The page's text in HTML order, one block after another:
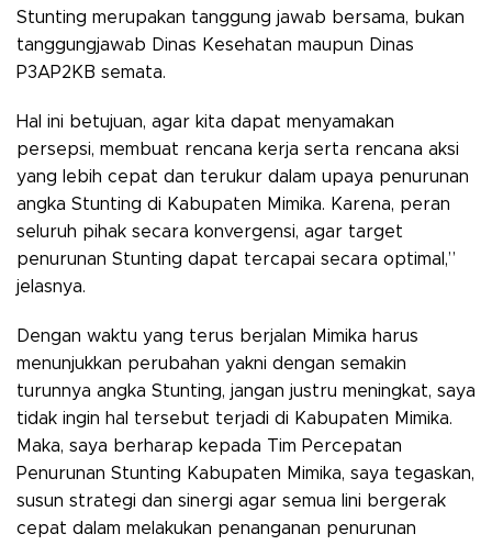
Stunting merupakan tanggung jawab bersama, bukan
tanggungjawab Dinas Kesehatan maupun Dinas
P3AP2KB semata.
Hal ini betujuan, agar kita dapat menyamakan
persepsi, membuat rencana kerja serta rencana aksi
yang lebih cepat dan terukur dalam upaya penurunan
angka Stunting di Kabupaten Mimika. Karena, peran
seluruh pihak secara konvergensi, agar target
penurunan Stunting dapat tercapai secara optimal,”
jelasnya.
Dengan waktu yang terus berjalan Mimika harus
menunjukkan perubahan yakni dengan semakin
turunnya angka Stunting, jangan justru meningkat, saya
tidak ingin hal tersebut terjadi di Kabupaten Mimika.
Maka, saya berharap kepada Tim Percepatan
Penurunan Stunting Kabupaten Mimika, saya tegaskan,
susun strategi dan sinergi agar semua lini bergerak
cepat dalam melakukan penanganan penurunan